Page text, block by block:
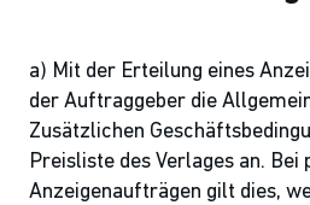
a) Mit der Erteilung eines
der Auftraggeber die
Zusätzlichen
Preisliste des Verlages an. Bei
Anzeigenaufträgen gilt dies,